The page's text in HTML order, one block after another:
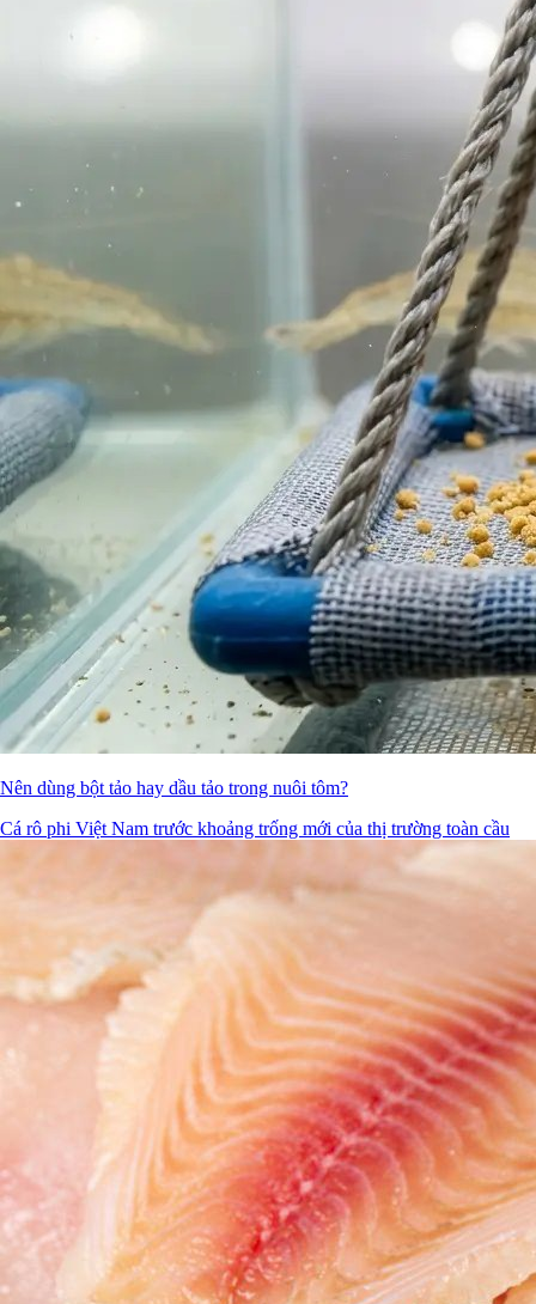
Nên dùng bột tảo hay dầu tảo trong nuôi tôm?
Cá rô phi Việt Nam trước khoảng trống mới của thị trường toàn cầu